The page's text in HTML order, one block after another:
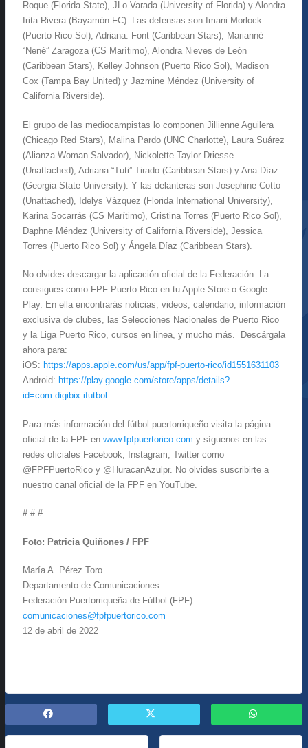
Roque (Florida State), JLo Varada (University of Florida) y Alondra
Irita Rivera (Bayamón FC). Las defensas son Imani Morlock
(Puerto Rico Sol), Adriana. Font (Caribbean Stars), Marianné
“Nené” Zaragoza (CS Marítimo), Alondra Nieves de León
(Caribbean Stars), Kelley Johnson (Puerto Rico Sol), Madison
Cox (Tampa Bay United) y Jazmine Méndez (University of
California Riverside).
El grupo de las mediocampistas lo componen Jillienne Aguilera
(Chicago Red Stars), Malina Pardo (UNC Charlotte), Laura Suárez
(Alianza Woman Salvador), Nickolette Taylor Driesse
(Unattached), Adriana “Tuti” Tirado (Caribbean Stars) y Ana Díaz
(Georgia State University). Y las delanteras son Josephine Cotto
(Unattached), Idelys Vázquez (Florida International University),
Karina Socarrás (CS Marítimo), Cristina Torres (Puerto Rico Sol),
Daphne Méndez (University of California Riverside), Jessica
Torres (Puerto Rico Sol) y Ángela Díaz (Caribbean Stars).
No olvides descargar la aplicación oficial de la Federación. La
consigues como FPF Puerto Rico en tu Apple Store o Google
Play. En ella encontrarás noticias, videos, calendario, información
exclusiva de clubes, las Selecciones Nacionales de Puerto Rico
y la Liga Puerto Rico, cursos en línea, y mucho más. Descárgala
ahora para:
iOS: https://apps.apple.com/us/app/fpf-puerto-rico/id1551631103
Android: https://play.google.com/store/apps/details?
id=com.digibix.ifutbol
Para más información del fútbol puertorriqueño visita la página
oficial de la FPF en www.fpfpuertorico.com y síguenos en las
redes oficiales Facebook, Instagram, Twitter como
@FPFPuertoRico y @HuracanAzulpr. No olvides suscribirte a
nuestro canal oficial de la FPF en YouTube.
# # #
Foto: Patricia Quiñones / FPF
María A. Pérez Toro
Departamento de Comunicaciones
Federación Puertorriqueña de Fútbol (FPF)
comunicaciones@fpfpuertorico.com
12 de abril de 2022